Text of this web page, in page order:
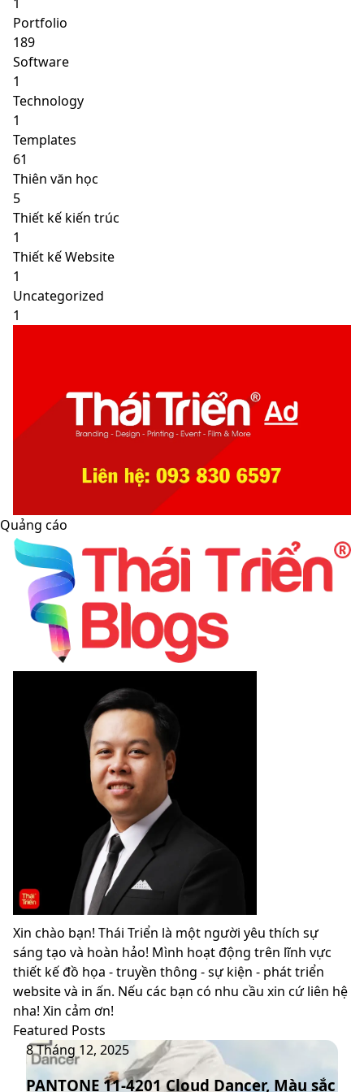
Portfolio
189
Software
1
Technology
1
Templates
61
Thiên văn học
5
Thiết kế kiến trúc
1
Thiết kế Website
1
Uncategorized
1
Quảng cáo
Xin chào bạn! Thái Triển là một người yêu thích sự
sáng tạo và hoàn hảo! Mình hoạt động trên lĩnh vực
thiết kế đồ họa - truyền thông - sự kiện - phát triển
website và in ấn. Nếu các bạn có nhu cầu xin cứ liên hệ
nha! Xin cảm ơn!
Featured Posts
PANTONE
11-
4201
8 Tháng 12, 2025
PANTONE 11-4201 Cloud Dancer, Màu sắc